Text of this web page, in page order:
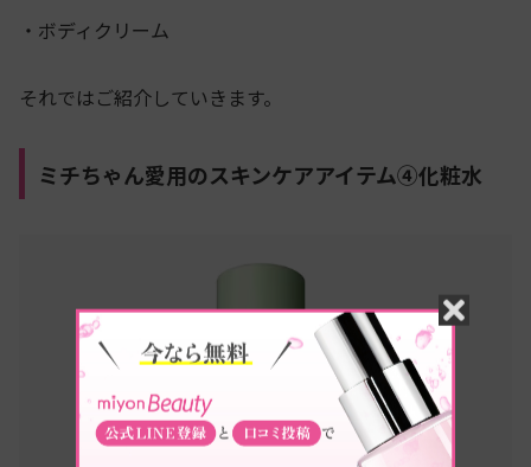
・ボディクリーム
それではご紹介していきます。
ミチちゃん愛用のスキンケアアイテム④化粧水